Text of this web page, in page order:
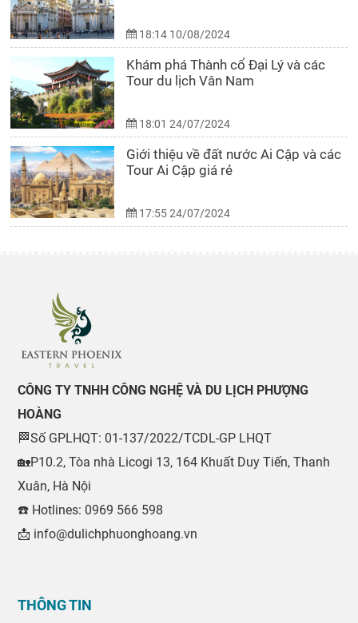
18:14 10/08/2024
Khám phá Thành cổ Đại Lý và các
Tour du lịch Vân Nam
18:01 24/07/2024
Giới thiệu về đất nước Ai Cập và các
Tour Ai Cập giá rẻ
17:55 24/07/2024
CÔNG TY TNHH CÔNG NGHỆ VÀ DU LỊCH PHƯỢNG
HOÀNG
🏁Số GPLHQT: 01-137/2022/TCDL-GP LHQT
🏡P10.2, Tòa nhà Licogi 13, 164 Khuất Duy Tiến, Thanh
Xuân, Hà Nội
☎️ Hotlines: 0969 566 598
📩 info@dulichphuonghoang.vn
THÔNG TIN